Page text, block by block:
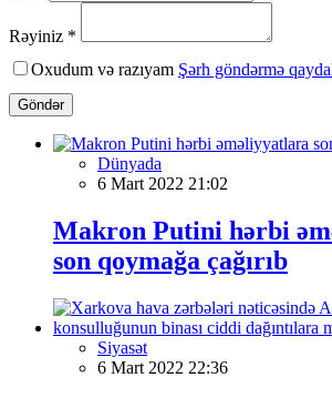
Rəyiniz *
Oxudum və razıyam Şərh göndərmə
Göndər
Dünyada
6 Mart 2022 21:02
Makron Putini hərbi
son qoymağa çağırıb
Siyasət
6 Mart 2022 22:36